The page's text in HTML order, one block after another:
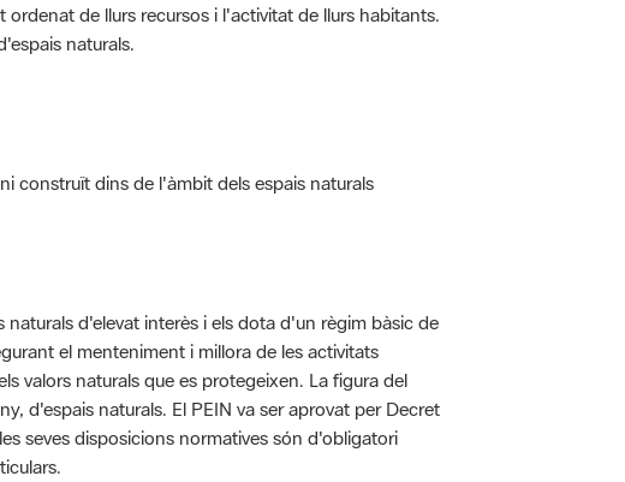
de llurs recursos i l'activitat de llurs habitants.
naturals.
construït dins de l'àmbit dels espais naturals
d'elevat interès i els dota d'un règim bàsic de
el menteniment i millora de les activitats
valors naturals que es protegeixen. La figura del
d'espais naturals. El PEIN va ser aprovat per Decret
seves disposicions normatives són d'obligatori